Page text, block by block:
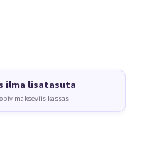
ilma lisatasuta
makseviis kassas